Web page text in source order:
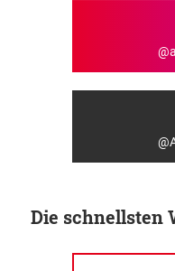
Die schnellsten